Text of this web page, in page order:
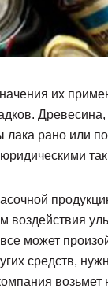
их
рано или
может
средств,